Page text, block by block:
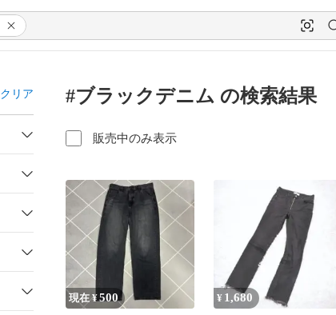
クリア #ブラックデニム の検索結果
販売中のみ表示
現在 ¥500 ¥ 1,680